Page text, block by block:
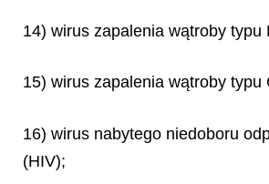
14) wirus zapalenia wątroby typu
15) wirus zapalenia wątroby typu
16) wirus nabytego niedoboru
(HIV);